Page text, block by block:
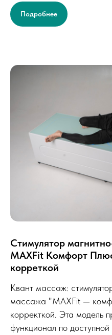
Подробнее
Стимулятор
MAXFit Комфорт
корреткой
Квант массаж:
массажа "MAXFit —
корректкой. Эта модель
функционал по